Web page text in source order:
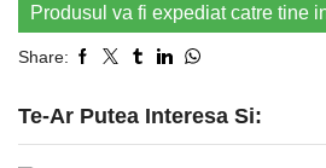
Produsul va fi expediat catre tine
Share:
Te-Ar Putea Interesa Si: